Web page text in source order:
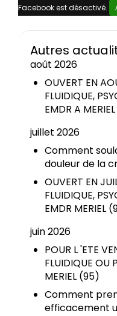
Facebook est désactivé.
Autres
août 2026
OUVERT EN
FLUIDIQUE,
EMDR A
juillet 2026
Comment
douleur de la
OUVERT EN
FLUIDIQUE,
EMDR MERIEL
juin 2026
POUR L 'ETE
FLUIDIQUE OU
MERIEL (95)
Comment
efficacement